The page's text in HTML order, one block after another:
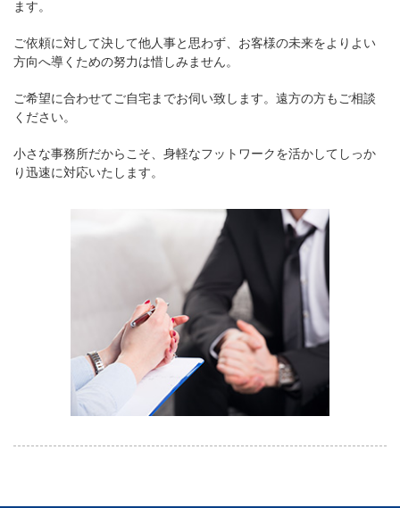
ます。
ご依頼に対して決して他人事と思わず、お客様の未来をよりよい
方向へ導くための努力は惜しみません。
ご希望に合わせてご自宅までお伺い致します。遠方の方もご相談
ください。
小さな事務所だからこそ、身軽なフットワークを活かしてしっか
り迅速に対応いたします。